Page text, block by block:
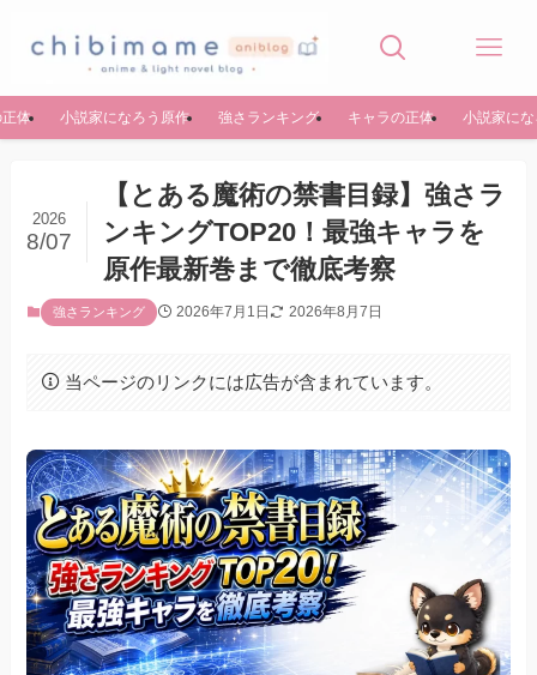
体 小説家になろう原作 強さランキング キャラの正体 小説家に
【とある魔術の禁書目録】強さラ
ンキングTOP20！最強キャラを
原作最新巻まで徹底考察
2026
8/07
強さランキング 2026年7月1日 2026年8月7日
当ページのリンクには広告が含まれています。